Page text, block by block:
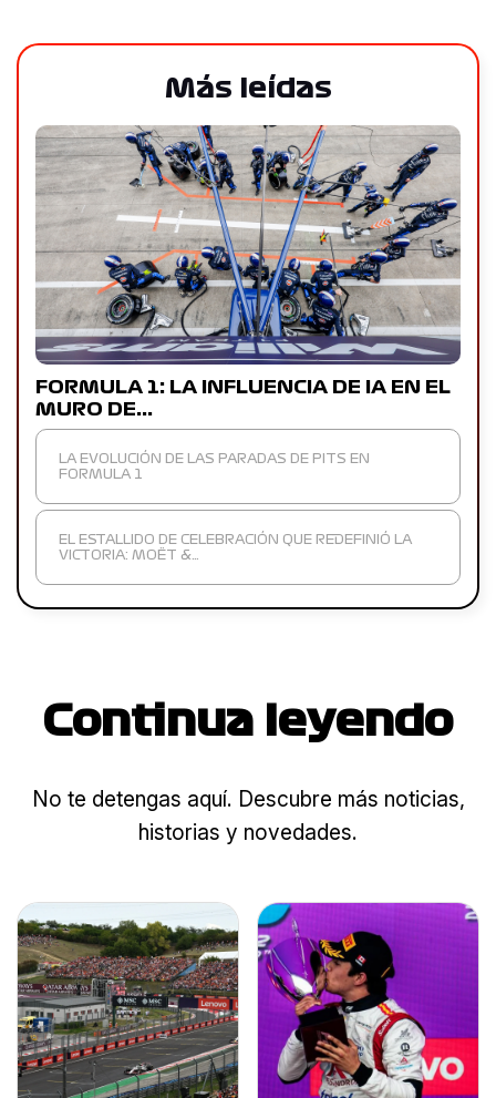
Más leídas
FORMULA 1: LA INFLUENCIA DE IA EN EL
MURO DE…
LA EVOLUCIÓN DE LAS PARADAS DE PITS EN
FORMULA 1
EL ESTALLIDO DE CELEBRACIÓN QUE REDEFINIÓ LA
VICTORIA: MOËT &…
Continua leyendo
No te detengas aquí. Descubre más noticias,
historias y novedades.